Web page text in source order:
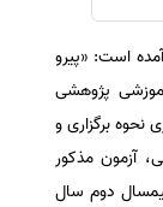
است: «پیرو
پژوهشی
نحوه برگزاری و
آزمون مذکور
دوم سال